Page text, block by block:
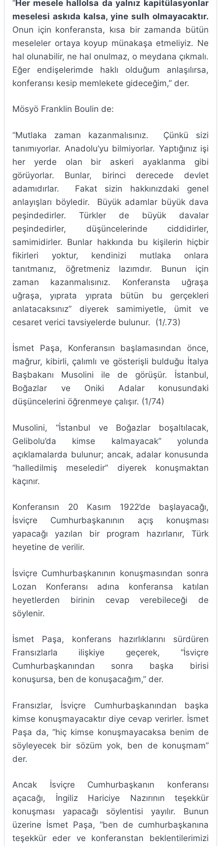
“Her mesele hallolsa da yalnız kapitülasyonlar
meselesi askıda kalsa, yine sulh olmayacaktır.
Onun için konferansta, kısa bir zamanda bütün
meseleler ortaya koyup münakaşa etmeliyiz. Ne
hal olunabilir, ne hal onulmaz, o meydana çıkmalı.
Eğer endişelerimde haklı olduğum anlaşılırsa,
konferansı kesip memlekete gideceğim,” der.
Mösyö Franklin Boulin de:
“Mutlaka zaman kazanmalısınız. Çünkü sizi
tanımıyorlar. Anadolu’yu bilmiyorlar. Yaptığınız işi
her yerde olan bir askeri ayaklanma gibi
görüyorlar. Bunlar, birinci derecede devlet
adamıdırlar. Fakat sizin hakkınızdaki genel
anlayışları böyledir. Büyük adamlar büyük dava
peşindedirler. Türkler de büyük davalar
peşindedirler, düşüncelerinde ciddidirler,
samimidirler. Bunlar hakkında bu kişilerin hiçbir
fikirleri yoktur, kendinizi mutlaka onlara
tanıtmanız, öğretmeniz lazımdır. Bunun için
zaman kazanmalısınız. Konferansta uğraşa
uğraşa, yıprata yıprata bütün bu gerçekleri
anlatacaksınız” diyerek samimiyetle, ümit ve
cesaret verici tavsiyelerde bulunur. (1/.73)
İsmet Paşa, Konferansın başlamasından önce,
mağrur, kibirli, çalımlı ve gösterişli bulduğu İtalya
Başbakanı Musolini ile de görüşür. İstanbul,
Boğazlar ve Oniki Adalar konusundaki
düşüncelerini öğrenmeye çalışır. (1/74)
Musolini, “İstanbul ve Boğazlar boşaltılacak,
Gelibolu’da kimse kalmayacak” yolunda
açıklamalarda bulunur; ancak, adalar konusunda
“halledilmiş meseledir” diyerek konuşmaktan
kaçınır.
Konferansın 20 Kasım 1922’de başlayacağı,
İsviçre Cumhurbaşkanının açış konuşması
yapacağı yazılan bir program hazırlanır, Türk
heyetine de verilir.
İsviçre Cumhurbaşkanının konuşmasından sonra
Lozan Konferansı adına konferansa katılan
heyetlerden birinin cevap verebileceği de
söylenir.
İsmet Paşa, konferans hazırlıklarını sürdüren
Fransızlarla ilişkiye geçerek, “İsviçre
Cumhurbaşkanından sonra başka birisi
konuşursa, ben de konuşacağım,” der.
Fransızlar, İsviçre Cumhurbaşkanından başka
kimse konuşmayacaktır diye cevap verirler. İsmet
Paşa da, “hiç kimse konuşmayacaksa benim de
söyleyecek bir sözüm yok, ben de konuşmam”
der.
Ancak İsviçre Cumhurbaşkanın konferansı
açacağı, İngiliz Hariciye Nazırının teşekkür
konuşması yapacağı söylentisi yayılır. Bunun
üzerine İsmet Paşa, “ben de cumhurbaşkanına
teşekkür eder ve konferanstan beklentilerimizi